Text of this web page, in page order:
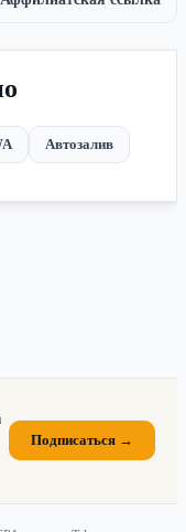
Автозалив
Подписаться →